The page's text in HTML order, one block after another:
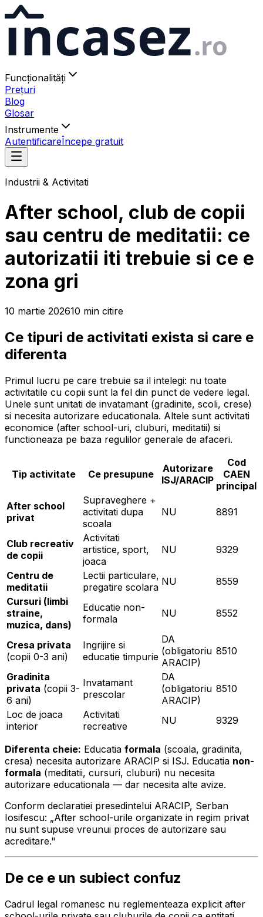
ıncasez.ro
Funcționalități
Prețuri
Blog
Glosar
Instrumente
AutentificareÎncepe gratuit
Industrii & Activitati
After school, club de copii
sau centru de meditatii: ce
autorizatii iti trebuie si ce e
zona gri
10 martie 202610 min citire
Ce tipuri de activitati exista si care e
diferenta
Primul lucru pe care trebuie sa il intelegi: nu toate
activitatile cu copii sunt la fel din punct de vedere legal.
Unele sunt unitati de invatamant (gradinite, scoli, crese)
si necesita autorizare educationala. Altele sunt activitati
economice (after school-uri, cluburi, meditatii) si
functioneaza pe baza regulilor generale de afaceri.
Tip activitate Ce presupune
Autorizare
ISJ/ARACIP
Cod
CAEN
principal
After school
privat
Supraveghere +
activitati dupa
scoala
NU 8891
Club recreativ
de copii
Activitati
artistice, sport,
joaca
NU 9329
Centru de
meditatii
Lectii particulare,
pregatire scolara NU
8559
Cursuri (limbi
straine,
muzica, dans)
Educatie non-
formala
NU 8552
Cresa privata
(copii 0-3 ani)
Ingrijire si
educatie timpurie
DA
(obligatoriu
ARACIP)
8510
Gradinita
privata (copii 3-
6 ani)
Invatamant
prescolar
DA
(obligatoriu
ARACIP)
8510
Loc de joaca
interior
Activitati
recreative
NU 9329
Diferenta cheie: Educatia formala (scoala, gradinita,
cresa) necesita autorizare ARACIP si ISJ. Educatia non-
formala (meditatii, cursuri, cluburi) nu necesita
autorizare educationala — dar necesita alte avize.
Conform declaratiei presedintelui ARACIP, Serban
Iosifescu: „After school-urile organizate in regim privat
nu sunt supuse vreunui proces de autorizare sau
acreditare."
De ce e un subiect confuz
Cadrul legal romanesc nu reglementeaza explicit after